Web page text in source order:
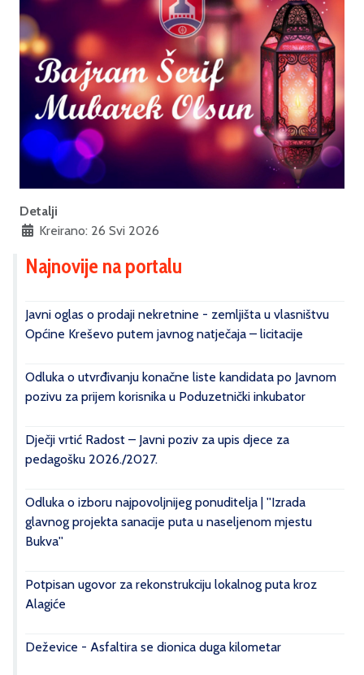
Detalji
Kreirano: 26 Svi 2026
Najnovije na portalu
Javni oglas o prodaji nekretnine - zemljišta u vlasništvu
Općine Kreševo putem javnog natječaja – licitacije
Odluka o utvrđivanju konačne liste kandidata po Javnom
pozivu za prijem korisnika u Poduzetnički inkubator
Dječji vrtić Radost – Javni poziv za upis djece za
pedagošku 2026./2027.
Odluka o izboru najpovoljnijeg ponuditelja | ''Izrada
glavnog projekta sanacije puta u naseljenom mjestu
Bukva''
Potpisan ugovor za rekonstrukciju lokalnog puta kroz
Alagiće
Deževice - Asfaltira se dionica duga kilometar